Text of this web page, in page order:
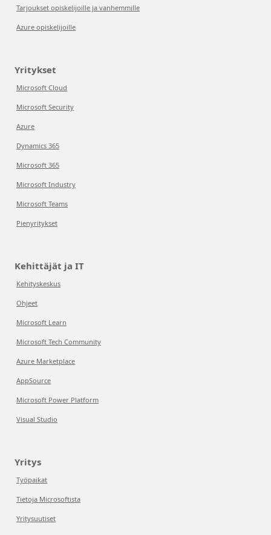
Tarjoukset opiskelijoille ja vanhemmille
Azure opiskelijoille
Yritykset
Microsoft Cloud
Microsoft Security
Azure
Dynamics 365
Microsoft 365
Microsoft Industry
Microsoft Teams
Pienyritykset
Kehittäjät ja IT
Kehityskeskus
Ohjeet
Microsoft Learn
Microsoft Tech Community
Azure Marketplace
AppSource
Microsoft Power Platform
Visual Studio
Yritys
Työpaikat
Tietoja Microsoftista
Yritysuutiset